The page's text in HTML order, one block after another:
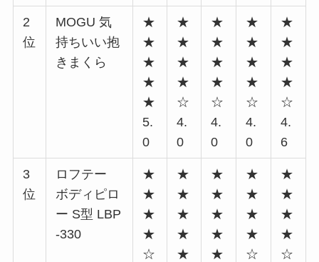
2
位
MOGU 気
持ちいい抱
きまくら
★
★
★
★
★
5.
0
★
★
★
★
☆
4.
0
★
★
★
★
☆
4.
0
★
★
★
★
☆
4.
0
★
★
★
★
☆
4.
6
3
位
ロフテー
ボディピロ
ー S型 LBP
-330
★
★
★
★
☆
★
★
★
★
★
★
★
★
★
★
★
★
★
★
☆
★
★
★
★
☆